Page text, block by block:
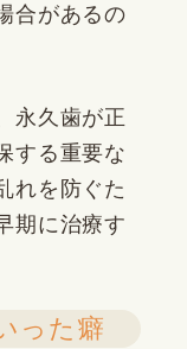
合があるの
永久歯が正
する重要な
れを防ぐた
期に治療す
った癖